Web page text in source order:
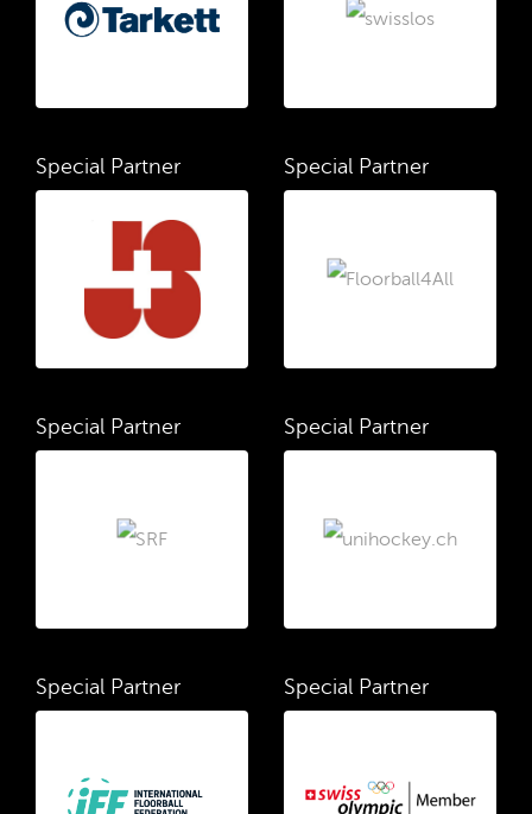
Special Partner Special Partner
Special Partner Special Partner
Special Partner Special Partner